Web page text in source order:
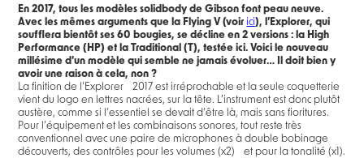
En 2017, tous les modèles solidbody de Gibson font peau neuve.
Avec les mêmes arguments que la Flying V (voir ici), l’Explorer, qui
soufflera bientôt ses 60 bougies, se décline en 2 versions : la High
Performance (HP) et la Traditional (T), testée ici. Voici le nouveau
millésime d’un modèle qui semble ne jamais évoluer… Il doit bien y
avoir une raison à cela, non ?
La finition de l’Explorer 2017 est irréprochable et la seule coquetterie
vient du logo en lettres nacrées, sur la tête. L’instrument est donc plutôt
austère, comme si l’essentiel se devait d’être là, mais sans fioritures.
Pour l’équipement et les combinaisons sonores, tout reste très
conventionnel avec une paire de microphones à double bobinage
découverts, des contrôles pour les volumes (x2) et pour la tonalité (x1).